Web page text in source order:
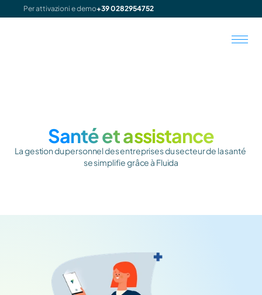
Per attivazioni e demo+39 0282954752
Santé et assistance
La gestion du personnel des entreprises du secteur de la santé
se simplifie grâce à Fluida